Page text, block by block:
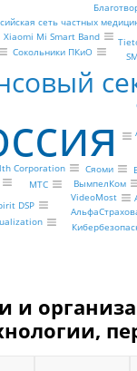
Corporation
МТС
Сяоми
ВымпелКом
VideoMost
DSP
Сокольники ПКиО
сеть частных
Xiaomi Mi Smart Band
и